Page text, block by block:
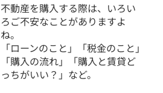
不動産を購入する際は、いろい
ろご不安なことがありますよ
ね。
「ローンのこと」「税金のこと」
「購入の流れ」「購入と賃貸ど
っちがいい？」など。